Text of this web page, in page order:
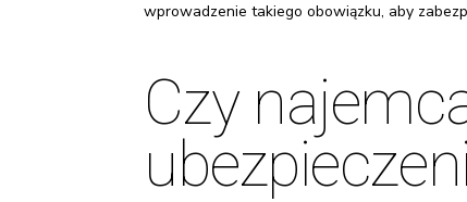
wprowadzenie takiego obowiązku, aby
Czy